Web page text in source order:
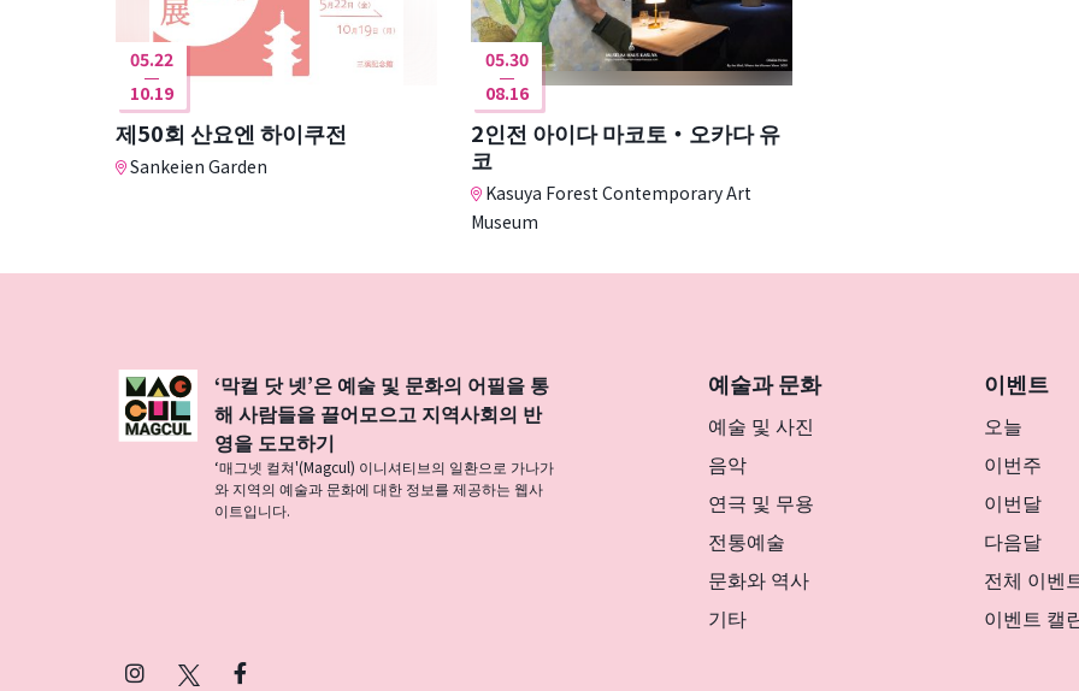
05.22
10.19
제50회 산요엔 하이쿠전
Sankeien Garden
05.30
08.16
2인전 아이다 마코토・오카다 유
코
Kasuya Forest Contemporary Art
Museum
예술과 문화
예술 및 사진
음악
연극 및 무용
전통예술
문화와 역사
기타
이벤트
오늘
이번주
이번달
다음달
전체 이벤
이벤트 캘
‘막컬 닷 넷’은 예술 및 문화의 어필을 통
해 사람들을 끌어모으고 지역사회의 반
영을 도모하기
‘매그넷 컬쳐'(Magcul) 이니셔티브의 일환으로 가나가
와 지역의 예술과 문화에 대한 정보를 제공하는 웹사
이트입니다.
InstagramFacebook